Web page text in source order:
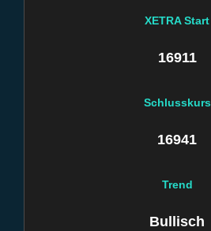
XETRA Start
16911
Schlusskurs
16941
Trend
Bullisch